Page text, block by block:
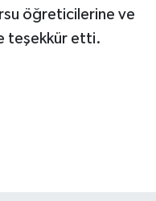
öğreticilerine ve
teşekkür etti.